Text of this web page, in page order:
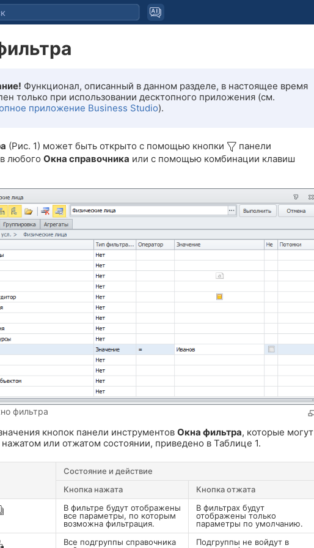
Функционал, описанный в данном разделе, в настоящее время
только при использовании десктопного приложения (см.
приложение Business Studio).
(Рис. 1) может быть открыто с помощью кнопки
панели
любого Окна справочника или с помощью комбинации клавиш
фильтра
кнопок панели инструментов Окна фильтра, которые могут
нажатом или отжатом состоянии, приведено в Таблице 1.
Состояние и действие
Кнопка нажата
Кнопка отжата
В фильтре будут отображены
все параметры, по которым
возможна фильтрация.
В фильтрах будут
отображены только
параметры по умолчанию.
Все подгруппы справочника
Подгруппы не войдут в